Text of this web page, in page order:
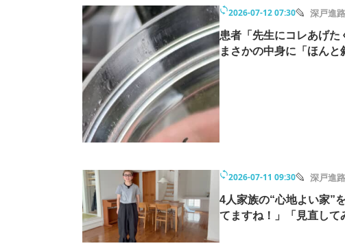
2026-07-12 07:30 深戸進路
患者「先生にコレあげ
まさかの中身に「ほんと
2026-07-11 09:30 深戸進路
4人家族の“心地よい家
てますね！」「見直して